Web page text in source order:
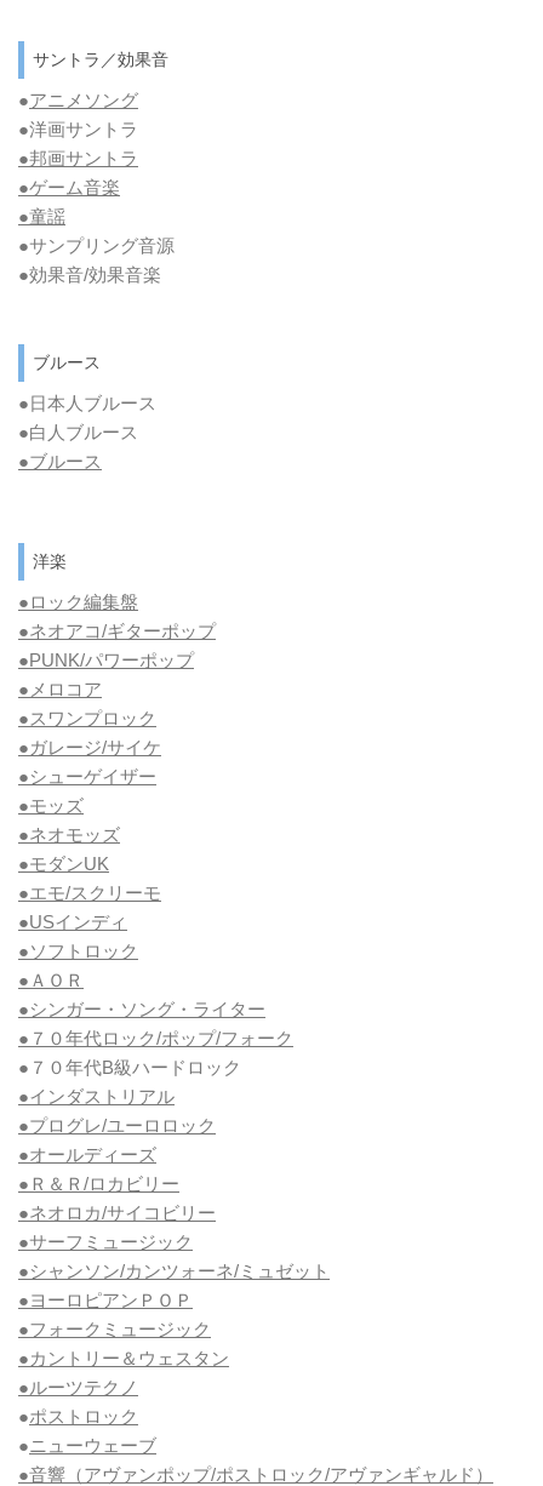
サントラ／効果音
●アニメソング
●洋画サントラ
●邦画サントラ
●ゲーム音楽
●童謡
●サンプリング音源
●効果音/効果音楽
ブルース
●日本人ブルース
●白人ブルース
●ブルース
洋楽
●ロック編集盤
●ネオアコ/ギターポップ
●PUNK/パワーポップ
●メロコア
●スワンプロック
●ガレージ/サイケ
●シューゲイザー
●モッズ
●ネオモッズ
●モダンUK
●エモ/スクリーモ
●USインディ
●ソフトロック
●ＡＯＲ
●シンガー・ソング・ライター
●７０年代ロック/ポップ/フォーク
●７０年代B級ハードロック
●インダストリアル
●プログレ/ユーロロック
●オールディーズ
●Ｒ＆Ｒ/ロカビリー
●ネオロカ/サイコビリー
●サーフミュージック
●シャンソン/カンツォーネ/ミュゼット
●ヨーロピアンＰＯＰ
●フォークミュージック
●カントリー＆ウェスタン
●ルーツテクノ
●ポストロック
●ニューウェーブ
●音響（アヴァンポップ/ポストロック/アヴァンギャルド）